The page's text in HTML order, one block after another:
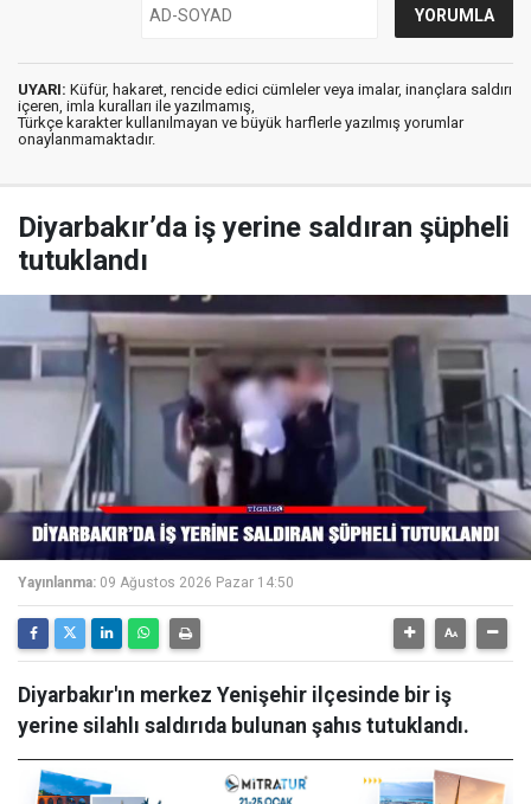
UYARI: Küfür, hakaret, rencide edici cümleler veya imalar, inançlara saldırı
içeren, imla kuralları ile yazılmamış,
Türkçe karakter kullanılmayan ve büyük harflerle yazılmış yorumlar
onaylanmamaktadır.
Diyarbakır’da iş yerine saldıran şüpheli
tutuklandı
Yayınlanma: 09 Ağustos 2026 Pazar 14:50
Diyarbakır'ın merkez Yenişehir ilçesinde bir iş
yerine silahlı saldırıda bulunan şahıs tutuklandı.